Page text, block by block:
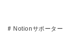
Notionサポーター